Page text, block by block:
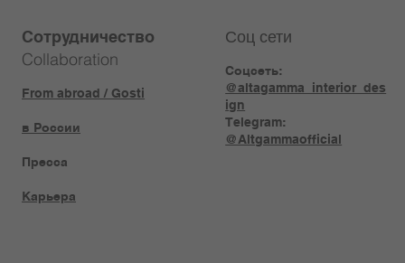
Сотрудничество
Collaboration
From abroad / Gosti
в России
Пресса
Карьера
Соц сети
Соцсеть:
@altagamma_interior_des
ign
Telegram:
@Altgammaofficial